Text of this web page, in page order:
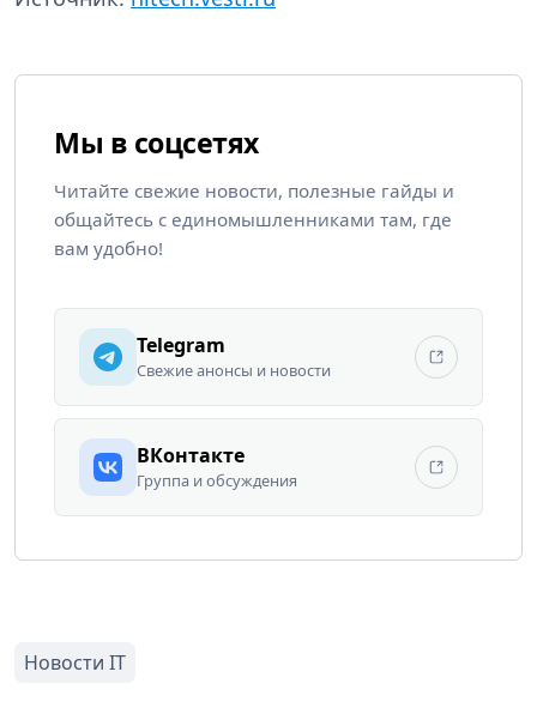
Мы в соцсетях
Читайте свежие новости, полезные гайды и
общайтесь с единомышленниками там, где
вам удобно!
Telegram
Свежие анонсы и новости
ВКонтакте
Группа и обсуждения